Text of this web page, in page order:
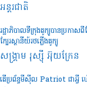
អន្តរជាតិ
រដ្ឋាភិបាលទីក្រុងតូក្យូបានប្រកា
ក្បែរស្ថានីយ៍រថភ្លើងតូក្យូ
សង្គ្រាម រុស្ស៊ី អ៊ុយក្រែន
តើប្រព័ន្ធមីស៊ីល Patriot ជាអ្វី ហ